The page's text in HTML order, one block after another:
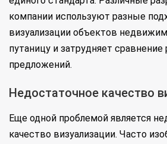
компании используют разные
визуализации объектов
путаницу и затрудняет сравнение
предложений.
Недостаточное качество
Еще одной проблемой является
качество визуализации. Часто